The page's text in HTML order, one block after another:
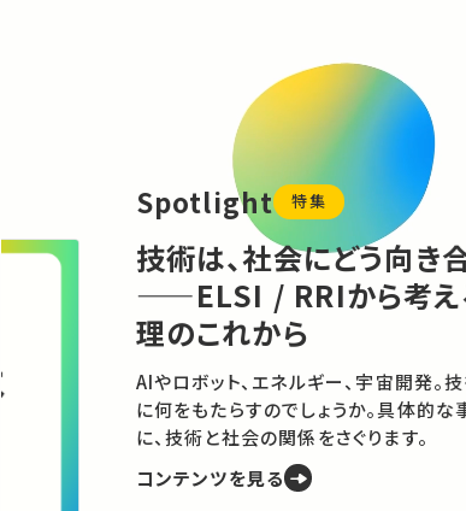
Spotlight 特集
技術は、社会にどう向き合うべきか
——ELSI / RRIから考える技術と
理のこれから
AIやロボット、エネルギー、宇宙開発。技術の進展は社会
に何をもたらすのでしょうか。具体的な事例を手がかり
に、技術と社会の関係をさぐります。
コンテンツを見る